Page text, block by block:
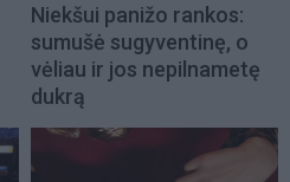
Niekšui panižo rankos:
sumušė sugyventinę, o
vėliau ir jos nepilnametę
dukrą